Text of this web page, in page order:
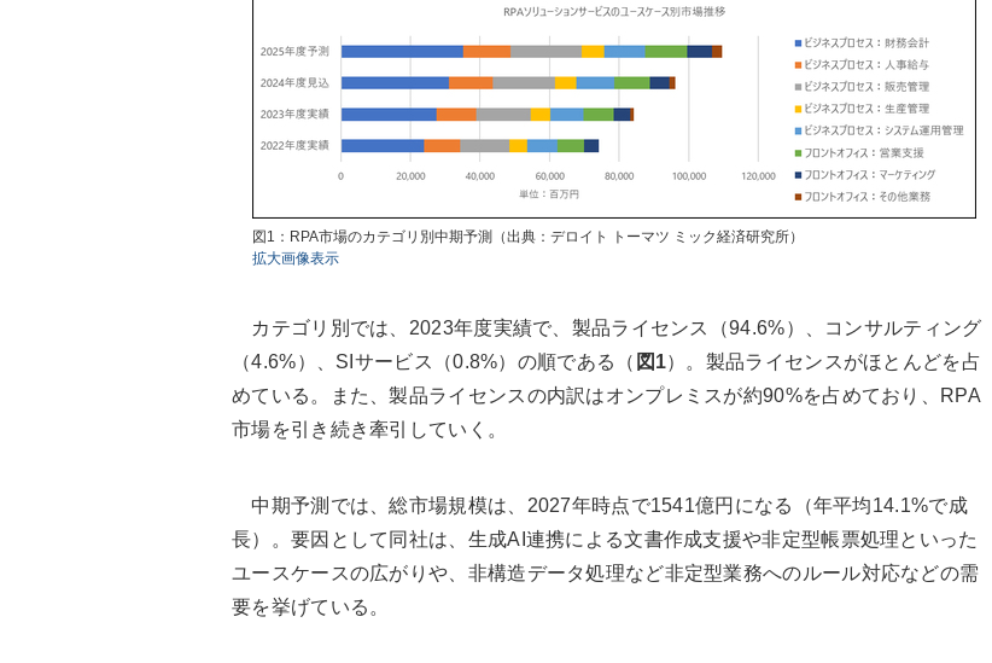
図1：RPA市場のカテゴリ別中期予測（出典：デロイト トーマツ ミック経済研究所）
拡大画像表示
カテゴリ別では、2023年度実績で、製品ライセンス（94.6%）、コンサルティング
（4.6%）、SIサービス（0.8%）の順である（ 図1）。製品ライセンスがほとんどを占
めている。また、製品ライセンスの内訳はオンプレミスが約90%を占めており、RPA
市場を引き続き牽引していく。
中期予測では、総市場規模は、2027年時点で1541億円になる（年平均14.1%で成
長）。要因として同社は、生成AI連携による文書作成支援や非定型帳票処理といった
ユースケースの広がりや、非構造データ処理など非定型業務へのルール対応などの需
要を挙げている。